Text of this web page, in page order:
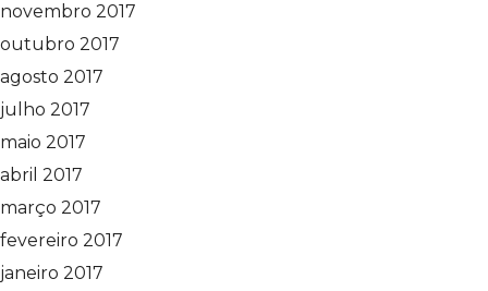
novembro 2017
outubro 2017
agosto 2017
julho 2017
maio 2017
abril 2017
março 2017
fevereiro 2017
janeiro 2017